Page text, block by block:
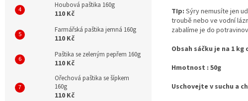
Houbová paštika 160g
110 Kč
Farmářská paštika jemná 160g
110 Kč
Paštika se zeleným pepřem 160g
110 Kč
Ořechová paštika se šípkem
160g
110 Kč
TIp: Sýry nemusíte jen
troubě nebo ve vodní
zabalíme je do
Obsah sáčku je na 1 kg
Hmotnost : 50g
Uschovejte v suchu a